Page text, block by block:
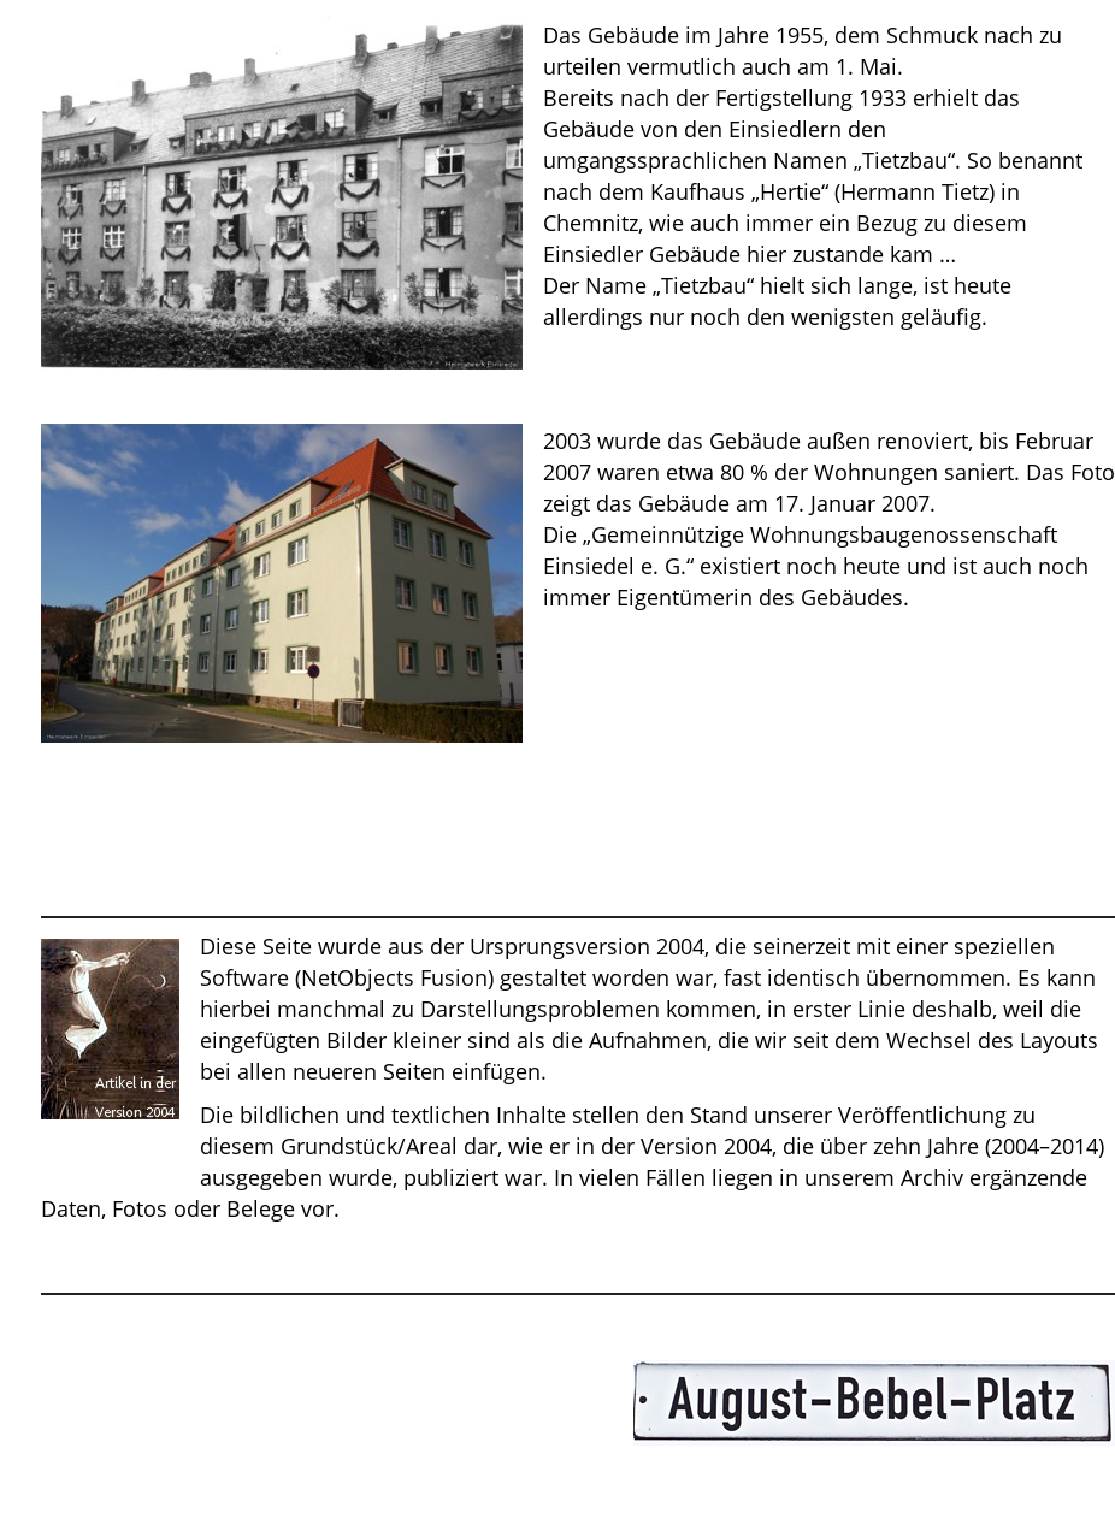
Das Gebäude im Jahre 1955, dem Schmuck nach zu
urteilen vermutlich auch am 1. Mai.
Bereits nach der Fertigstellung 1933 erhielt das
Gebäude von den Einsiedlern den
umgangssprachlichen Namen „Tietzbau“. So benannt
nach dem Kaufhaus „Hertie“ (Hermann Tietz) in
Chemnitz, wie auch immer ein Bezug zu diesem
Einsiedler Gebäude hier zustande kam …
Der Name „Tietzbau“ hielt sich lange, ist heute
allerdings nur noch den wenigsten geläufig.
2003 wurde das Gebäude außen renoviert, bis Februar
2007 waren etwa 80 % der Wohnungen saniert. Das Foto
zeigt das Gebäude am 17. Januar 2007.
Die „Gemeinnützige Wohnungsbaugenossenschaft
Einsiedel e. G.“ existiert noch heute und ist auch noch
immer Eigentümerin des Gebäudes.
Diese Seite wurde aus der Ursprungsversion 2004, die seinerzeit mit einer speziellen
Software (NetObjects Fusion) gestaltet worden war, fast identisch übernommen. Es kann
hierbei manchmal zu Darstellungsproblemen kommen, in erster Linie deshalb, weil die
eingefügten Bilder kleiner sind als die Aufnahmen, die wir seit dem Wechsel des Layouts
bei allen neueren Seiten einfügen.
Die bildlichen und textlichen Inhalte stellen den Stand unserer Veröffentlichung zu
diesem Grundstück/Areal dar, wie er in der Version 2004, die über zehn Jahre (2004–2014)
ausgegeben wurde, publiziert war. In vielen Fällen liegen in unserem Archiv ergänzende
Daten, Fotos oder Belege vor.